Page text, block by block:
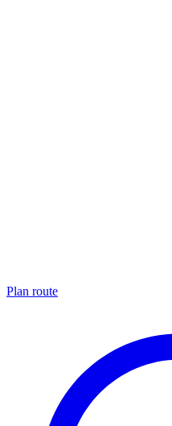
Plan route